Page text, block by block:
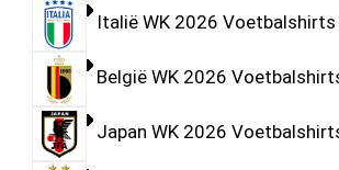
Italië WK 2026 Voetbalshirts
België WK 2026
Japan WK 2026